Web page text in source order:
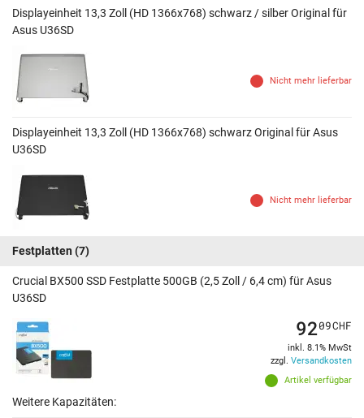
Displayeinheit 13,3 Zoll (HD 1366x768) schwarz / silber Original für
Asus U36SD
Nicht mehr lieferbar
Displayeinheit 13,3 Zoll (HD 1366x768) schwarz Original für Asus
U36SD
Nicht mehr lieferbar
Festplatten (7)
Crucial BX500 SSD Festplatte 500GB (2,5 Zoll / 6,4 cm) für Asus
U36SD
Artikel verfügbar
9209CHF
inkl. 8.1% MwSt
zzgl. Versandkosten
Weitere Kapazitäten: